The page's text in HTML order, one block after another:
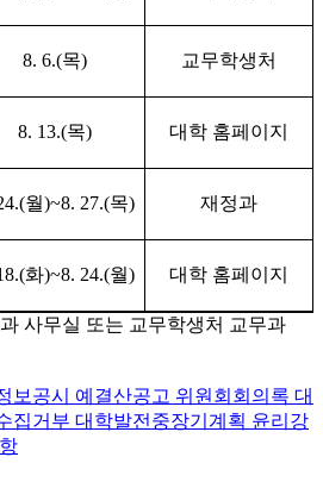
8. 6.(목) 교무학생처
8. 13.(목) 대학 홈페이지
월)~8. 27.(목) 재정과
화)~8. 24.(월) 대학 홈페이지
사무실 또는 교무학생처 교무과
보공시 예결산공고 위원회회의록 대
집거부 대학발전중장기계획 윤리강